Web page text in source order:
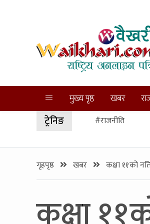
मुख्य पृष्ठ खबर
ट्रेनिङ #राजनीति
गृहपृष्ठ खबर कक्षा ११को